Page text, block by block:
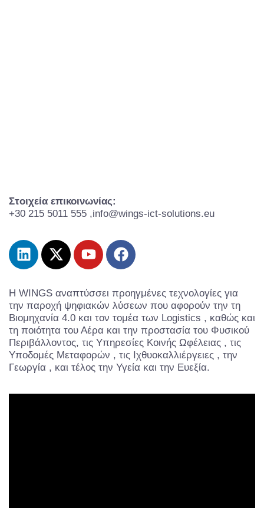
Στοιχεία επικοινωνίας:
+30 215 5011 555 ,info@wings-ict-solutions.eu
Η WINGS αναπτύσσει προηγμένες τεχνολογίες για
την παροχή ψηφιακών λύσεων που αφορούν την τη
Βιομηχανία 4.0 και τον τομέα των Logistics , καθώς και
τη ποιότητα του Αέρα και την προστασία του Φυσικού
Περιβάλλοντος, τις Υπηρεσίες Κοινής Ωφέλειας , τις
Υποδομές Μεταφορών , τις Ιχθυοκαλλιέργειες , την
Γεωργία , και τέλος την Υγεία και την Ευεξία.